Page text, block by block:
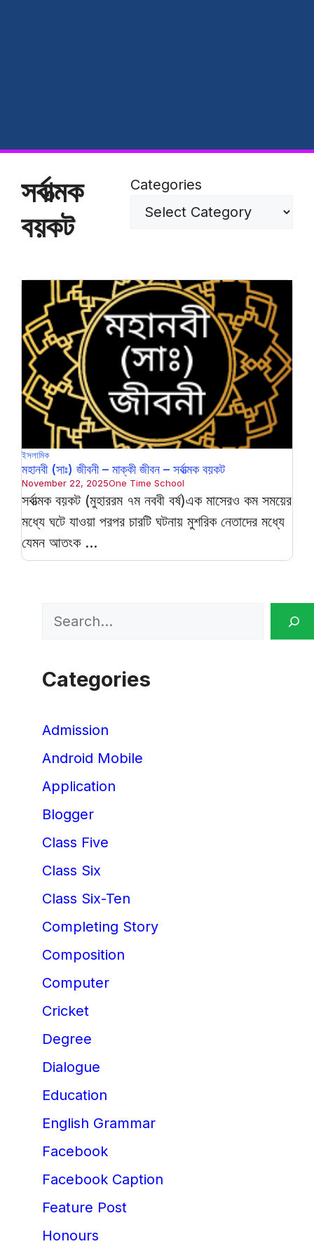
সর্বাত্মক
বয়কট
Categories
ইসলামিক
মহানবী (সাঃ) জীবনী – মাক্কী জীবন – সর্বাত্মক বয়কট
November 22, 2025One Time School
সর্বাত্মক বয়কট (মুহাররম ৭ম নববী বর্ষ)এক মাসেরও কম সময়ের
মধ্যে ঘটে যাওয়া পরপর চারটি ঘটনায় মুশরিক নেতাদের মধ্যে
যেমন আতংক ...
Search
Categories
Admission
Android Mobile
Application
Blogger
Class Five
Class Six
Class Six-Ten
Completing Story
Composition
Computer
Cricket
Degree
Dialogue
Education
English Grammar
Facebook
Facebook Caption
Feature Post
Honours